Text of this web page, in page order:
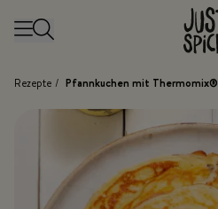
Rezepte / Pfannkuchen mit Thermomix®